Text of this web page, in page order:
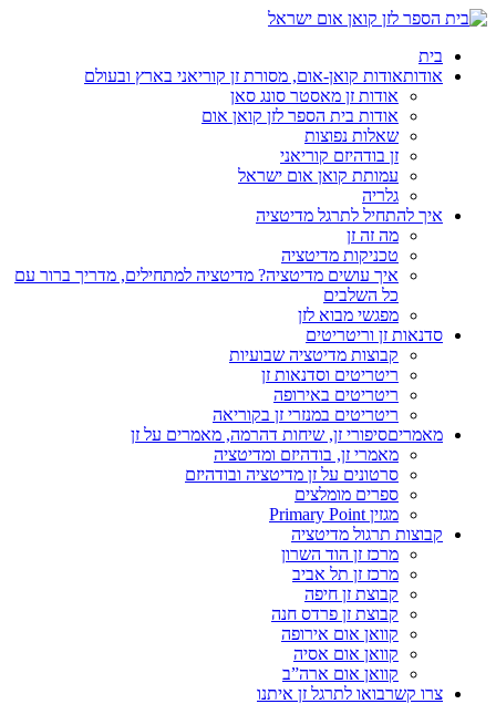
בית
אודותאודות קואן-אום, מסורת זן קוריאני בארץ ובעולם
אודות זן מאסטר סונג סאן
אודות בית הספר לזן קואן אום
שאלות נפוצות
זן בודהיזם קוריאני
עמותת קואן אום ישראל
גלריה
איך להתחיל לתרגל מדיטציה
מה זה זן
טכניקות מדיטציה
איך עושים מדיטציה? מדיטציה למתחילים, מדריך ברור עם
כל השלבים
מפגשי מבוא לזן
סדנאות זן וריטריטים
קבוצות מדיטציה שבועיות
ריטריטים וסדנאות זן
ריטריטים באירופה
ריטריטים במנזרי זן בקוריאה
מאמריםסיפורי זן, שיחות דהרמה, מאמרים על זן
מאמרי זן, בודהיזם ומדיטציה
סרטונים על זן מדיטציה ובודהיזם
ספרים מומלצים
מגזין Primary Point
קבוצות תרגול מדיטציה
מרכז זן הוד השרון
מרכז זן תל אביב
קבוצת זן חיפה
קבוצת זן פרדס חנה
קוואן אום אירופה
קוואן אום אסיה
קוואן אום ארה”ב
צרו קשרבואו לתרגל זן איתנו